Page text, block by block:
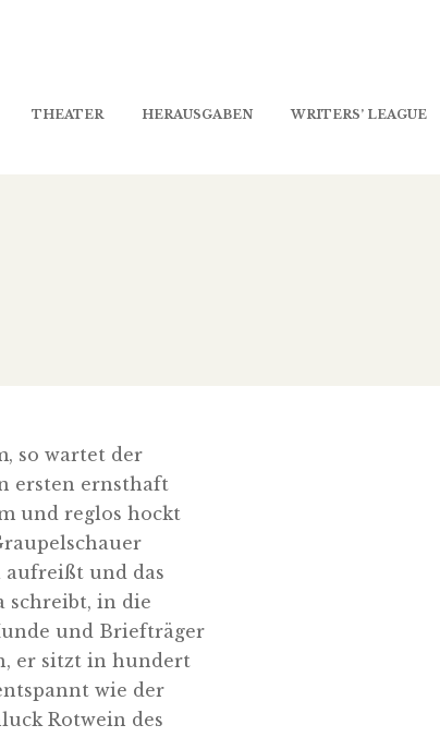
THEATER HERAUSGABEN WRITERS’ LEAGUE
so wartet der
ersten ernsthaft
und reglos hockt
und das
schreibt, in die
und Briefträger
er sitzt in hundert
wie der
Rotwein des